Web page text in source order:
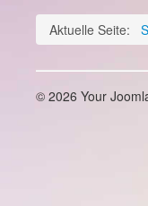
Aktuelle Seite:
© 2026 Your